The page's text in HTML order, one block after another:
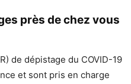
près de chez vous
de dépistage du COVID-19
et sont pris en charge